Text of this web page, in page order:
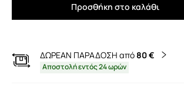
Προσθήκη στο καλάθι
ΔΩΡΕΑΝ ΠΑΡΑΔΟΣΗ από80 €
Αποστολή εντός 24 ωρών